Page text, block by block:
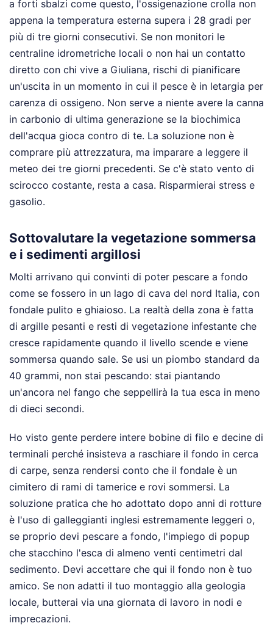
a forti sbalzi come questo, l'ossigenazione crolla non
appena la temperatura esterna supera i 28 gradi per
più di tre giorni consecutivi. Se non monitori le
centraline idrometriche locali o non hai un contatto
diretto con chi vive a Giuliana, rischi di pianificare
un'uscita in un momento in cui il pesce è in letargia per
carenza di ossigeno. Non serve a niente avere la canna
in carbonio di ultima generazione se la biochimica
dell'acqua gioca contro di te. La soluzione non è
comprare più attrezzatura, ma imparare a leggere il
meteo dei tre giorni precedenti. Se c'è stato vento di
scirocco costante, resta a casa. Risparmierai stress e
gasolio.
Sottovalutare la vegetazione sommersa
e i sedimenti argillosi
Molti arrivano qui convinti di poter pescare a fondo
come se fossero in un lago di cava del nord Italia, con
fondale pulito e ghiaioso. La realtà della zona è fatta
di argille pesanti e resti di vegetazione infestante che
cresce rapidamente quando il livello scende e viene
sommersa quando sale. Se usi un piombo standard da
40 grammi, non stai pescando: stai piantando
un'ancora nel fango che seppellirà la tua esca in meno
di dieci secondi.
Ho visto gente perdere intere bobine di filo e decine di
terminali perché insisteva a raschiare il fondo in cerca
di carpe, senza rendersi conto che il fondale è un
cimitero di rami di tamerice e rovi sommersi. La
soluzione pratica che ho adottato dopo anni di rotture
è l'uso di galleggianti inglesi estremamente leggeri o,
se proprio devi pescare a fondo, l'impiego di popup
che stacchino l'esca di almeno venti centimetri dal
sedimento. Devi accettare che qui il fondo non è tuo
amico. Se non adatti il tuo montaggio alla geologia
locale, butterai via una giornata di lavoro in nodi e
imprecazioni.